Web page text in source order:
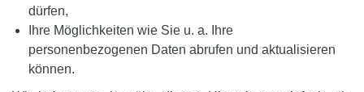
dürfen,
Ihre Möglichkeiten wie Sie u. a. Ihre
personenbezogenen Daten abrufen und aktualisieren
können.